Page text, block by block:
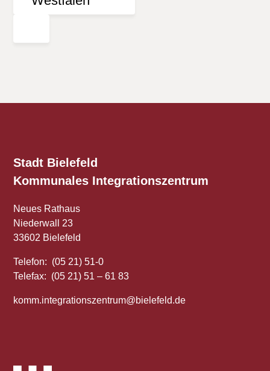
Stadt Bielefeld
Kommunales Integrationszentrum
Neues Rathaus
Niederwall 23
33602 Bielefeld
Telefon: (05 21) 51-0
Telefax: (05 21) 51 – 61 83
komm.integrationszentrum@bielefeld.de